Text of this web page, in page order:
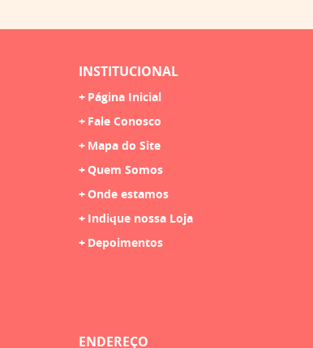
INSTITUCIONAL
Página Inicial
Fale Conosco
Mapa do Site
Quem Somos
Onde estamos
Indique nossa Loja
Depoimentos
ENDEREÇO